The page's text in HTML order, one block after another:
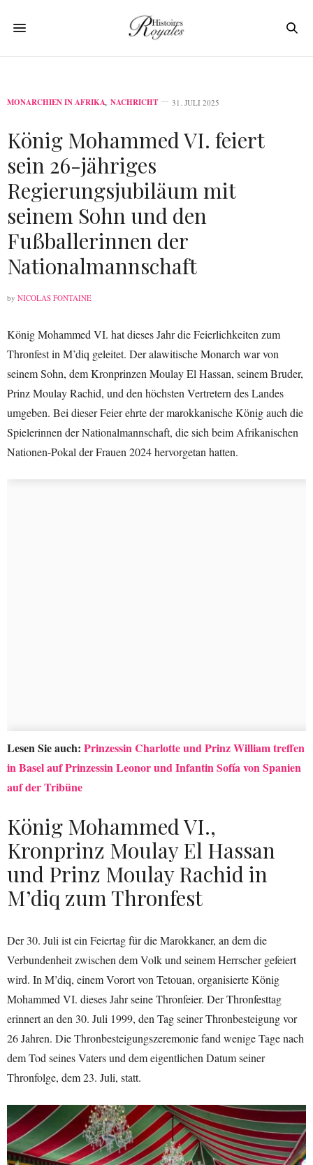
MONARCHIEN IN AFRIKA, NACHRICHT 31. JULI 2025
König Mohammed VI. feiert
sein 26-jähriges
Regierungsjubiläum mit
seinem Sohn und den
Fußballerinnen der
Nationalmannschaft
by NICOLAS FONTAINE
König Mohammed VI. hat dieses Jahr die Feierlichkeiten zum
Thronfest in M’diq geleitet. Der alawitische Monarch war von
seinem Sohn, dem Kronprinzen Moulay El Hassan, seinem Bruder,
Prinz Moulay Rachid, und den höchsten Vertretern des Landes
umgeben. Bei dieser Feier ehrte der marokkanische König auch die
Spielerinnen der Nationalmannschaft, die sich beim Afrikanischen
Nationen-Pokal der Frauen 2024 hervorgetan hatten.
Lesen Sie auch: Prinzessin Charlotte und Prinz William treffen
in Basel auf Prinzessin Leonor und Infantin Sofía von Spanien
auf der Tribüne
König Mohammed VI.,
Kronprinz Moulay El Hassan
und Prinz Moulay Rachid in
M’diq zum Thronfest
Der 30. Juli ist ein Feiertag für die Marokkaner, an dem die
Verbundenheit zwischen dem Volk und seinem Herrscher gefeiert
wird. In M’diq, einem Vorort von Tetouan, organisierte König
Mohammed VI. dieses Jahr seine Thronfeier. Der Thronfesttag
erinnert an den 30. Juli 1999, den Tag seiner Thronbesteigung vor
26 Jahren. Die Thronbesteigungszeremonie fand wenige Tage nach
dem Tod seines Vaters und dem eigentlichen Datum seiner
Thronfolge, dem 23. Juli, statt.